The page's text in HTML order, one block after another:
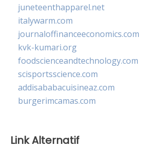
juneteenthapparel.net
italywarm.com
journaloffinanceeconomics.com
kvk-kumari.org
foodscienceandtechnology.com
scisportsscience.com
addisababacuisineaz.com
burgerimcamas.com
Link Alternatif